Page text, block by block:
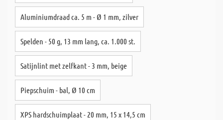
Aluminiumdraad ca. 5 m - Ø 1 mm, zilver
Spelden - 50 g, 13 mm lang, ca. 1.000 st.
Satijnlint met zelfkant - 3 mm, beige
Piepschuim - bal, Ø 10 cm
XPS hardschuimplaat - 20 mm, 15 x 14,5 cm